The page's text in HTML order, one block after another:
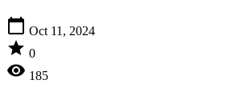
calendar_today Oct 11, 2024
star 0
visibility 185